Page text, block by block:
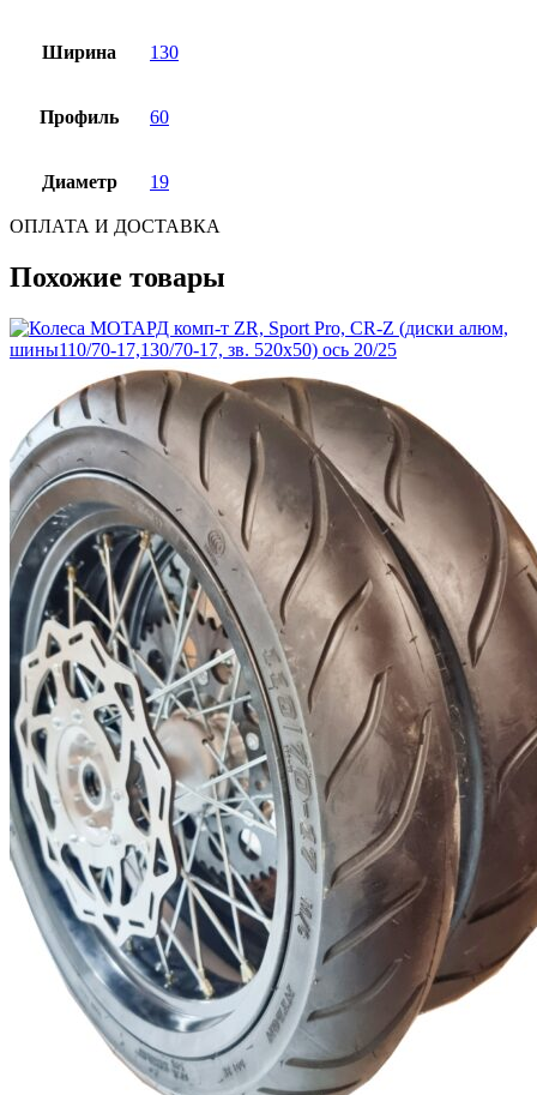
Ширина 130
Профиль 60
Диаметр 19
ОПЛАТА И ДОСТАВКА
Похожие товары